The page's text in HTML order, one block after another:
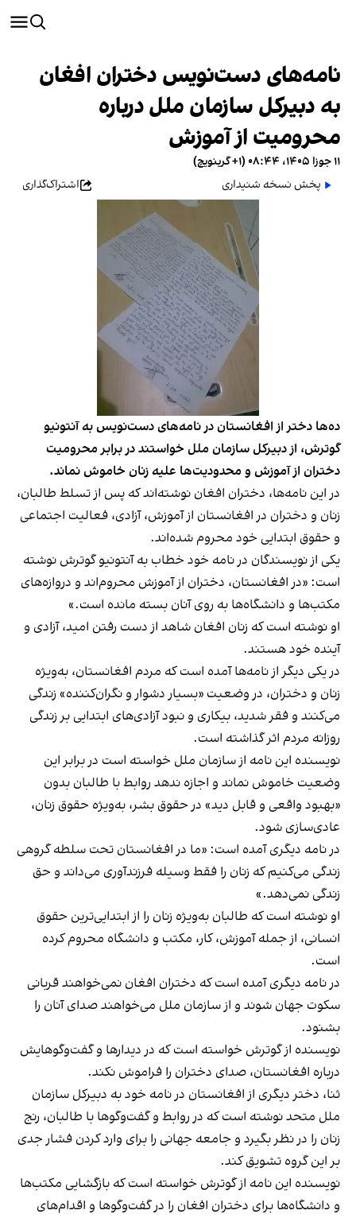
نامه‌های دست‌نویس دختران افغان
به دبیرکل سازمان ملل درباره
محرومیت از آموزش
۱۱ جوزا ۱۴۰۵، ۰۸:۴۴ (‎+۱ گرینویچ)
پخش نسخه شنیداری
اشتراک‌گذاری
ده‌ها دختر از افغانستان در نامه‌های دست‌نویس به آنتونیو
گوترش، از دبیرکل سازمان ملل خواستند در برابر محرومیت
دختران از آموزش و محدودیت‌ها علیه زنان خاموش نماند.
در این نامه‌ها، دختران افغان نوشته‌اند که پس از تسلط طالبان،
زنان و دختران در افغانستان از آموزش، آزادی، فعالیت اجتماعی
و حقوق ابتدایی خود محروم شده‌اند.
یکی از نویسندگان در نامه خود خطاب به آنتونیو گوترش نوشته
است: «در افغانستان، دختران از آموزش محروم‌اند و دروازه‌های
مکتب‌ها و دانشگاه‌ها به روی آنان بسته مانده است.»
او نوشته است که زنان افغان شاهد از دست رفتن امید، آزادی و
آینده خود هستند.
در یکی دیگر از نامه‌ها آمده است که مردم افغانستان، به‌ویژه
زنان و دختران، در وضعیت «بسیار دشوار و نگران‌کننده» زندگی
می‌کنند و فقر شدید، بیکاری و نبود آزادی‌های ابتدایی بر زندگی
روزانه مردم اثر گذاشته است.
نویسنده این نامه از سازمان ملل خواسته است در برابر این
وضعیت خاموش نماند و اجازه ندهد روابط با طالبان بدون
«بهبود واقعی و قابل دید» در حقوق بشر، به‌ویژه حقوق زنان،
عادی‌سازی شود.
در نامه دیگری آمده است: «ما در افغانستان تحت سلطه گروهی
زندگی می‌کنیم که زنان را فقط وسیله فرزندآوری می‌داند و حق
زندگی نمی‌دهد.»
او نوشته است که طالبان به‌ویژه زنان را از ابتدایی‌ترین حقوق
انسانی، از جمله آموزش، کار، مکتب و دانشگاه محروم کرده
است.
در نامه دیگری آمده است که دختران افغان نمی‌خواهند قربانی
سکوت جهان شوند و از سازمان ملل می‌خواهند صدای آنان را
بشنود.
نویسنده از گوترش خواسته است که در دیدارها و گفت‌وگوهایش
درباره افغانستان، صدای دختران را فراموش نکند.
ثنا، دختر دیگری از افغانستان در نامه خود به دبیرکل سازمان
ملل متحد نوشته است که در روابط و گفت‌وگوها با طالبان، رنج
زنان را در نظر بگیرد و جامعه جهانی را برای وارد کردن فشار جدی
بر این گروه تشویق کند.
نویسنده این نامه از گوترش خواسته است که بازگشایی مکتب‌ها
و دانشگاه‌ها برای دختران افغان را در گفت‌وگوها و اقدام‌های